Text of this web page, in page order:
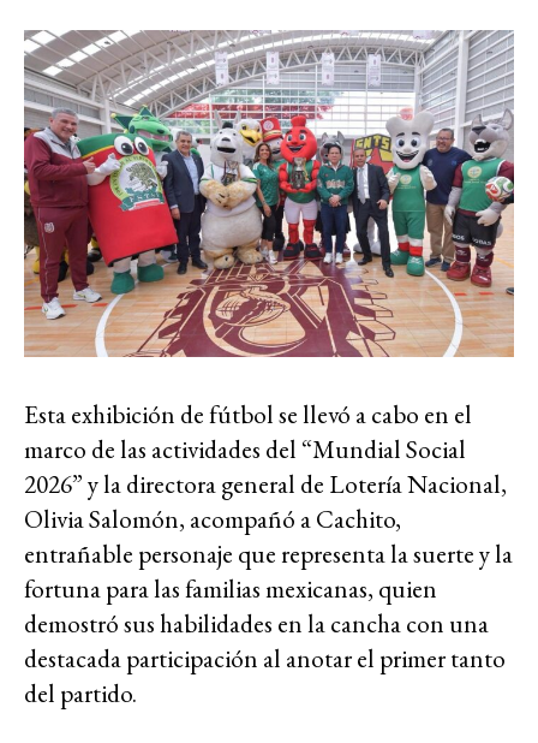
Esta exhibición de fútbol se llevó a cabo en el
marco de las actividades del “Mundial Social
2026” y la directora general de Lotería Nacional,
Olivia Salomón, acompañó a Cachito,
entrañable personaje que representa la suerte y la
fortuna para las familias mexicanas, quien
demostró sus habilidades en la cancha con una
destacada participación al anotar el primer tanto
del partido.